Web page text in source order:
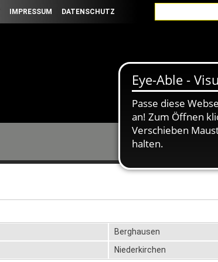
IMPRESSUM DATENSCHUTZ
Berghausen
Niederkirchen